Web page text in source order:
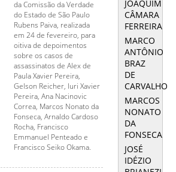
da Comissão da Verdade
do Estado de São Paulo
Rubens Paiva, realizada
em 24 de fevereiro, para
oitiva de depoimentos
sobre os casos de
assassinatos de Alex de
Paula Xavier Pereira,
Gelson Reicher, Iuri Xavier
Pereira, Ana Nacinovic
Correa, Marcos Nonato da
Fonseca, Arnaldo Cardoso
Rocha, Francisco
Emmanuel Penteado e
Francisco Seiko Okama.
JOAQUIM
CÂMARA
FERREIRA
MARCO
ANTÔNIO
BRAZ
DE
CARVALHO
MARCOS
NONATO
DA
FONSECA
JOSÉ
IDÉZIO